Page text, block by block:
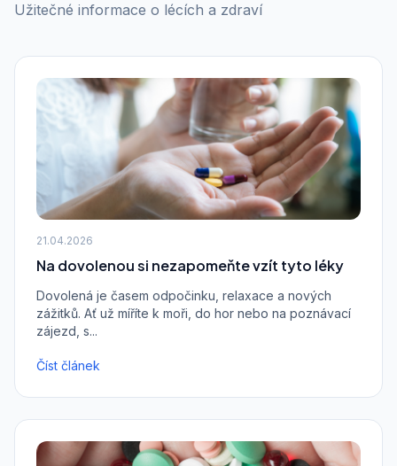
Užitečné informace o lécích a zdraví
21.04.2026
Na dovolenou si nezapomeňte vzít tyto léky
Dovolená je časem odpočinku, relaxace a nových
zážitků. Ať už míříte k moři, do hor nebo na poznávací
zájezd, s...
Číst článek